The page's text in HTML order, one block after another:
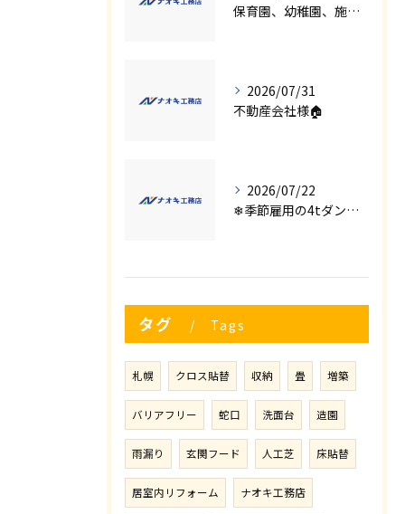
保育園、幼稚園、施設様！！内装リフォームでお悩み事はございませんか？
2026/07/31
不動産会社様🏠
2026/07/22
❄季節雇用の4tダンプの運転手募集⛄
タグ Tags
札幌 クロス貼替 収納 畳 増築
バリアフリー 蛇口 洗面台 造園
雨漏り 玄関フード 人工芝 床貼替
居室内リフォーム ナオキ工務店